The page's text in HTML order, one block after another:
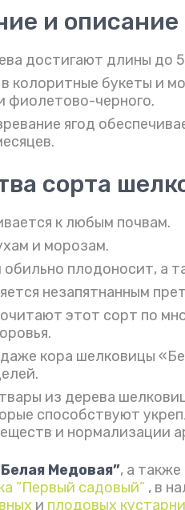
и описание
достигают длины до
колоритные букеты и
фиолетово-черного.
ягод
сорта
к любым почвам.
и морозам.
плодоносит, а
незапятнанным
этот сорт по
кора шелковицы
из дерева
способствуют
и нормализации
Медовая”, а также
“Первый садовый” , в
и плодовых